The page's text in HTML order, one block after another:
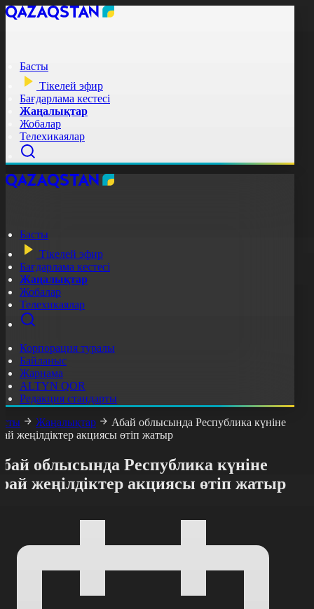
Басты
Тікелей эфир
Бағдарлама кестесі
Жаңалықтар
Жобалар
Телехикаялар
Басты
Тікелей эфир
Бағдарлама кестесі
Жаңалықтар
Жобалар
Телехикаялар
Корпорация туралы
Байланыс
Жарнама
ALTYN QOR
Редакция стандарты
Жаңалықтар
Абай облысында Республика күніне
жеңілдіктер акциясы өтіп жатыр
облысында Республика күніне
жеңілдіктер акциясы өтіп жатыр